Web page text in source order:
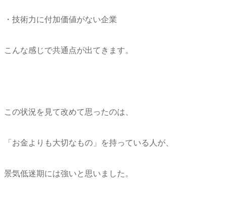
・技術力に付加価値がない企業
こんな感じで共通点が出てきます。
この状況を見て改めて思ったのは、
「お金よりも大切なもの」を持っている人が、
景気低迷期には強いと思いました。